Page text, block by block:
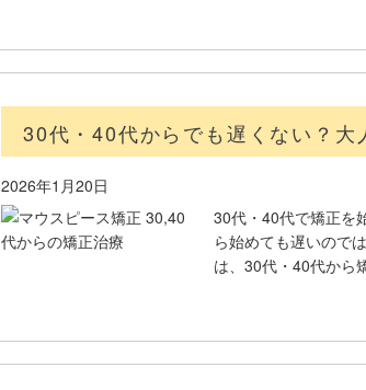
30代・40代からでも遅くない？大
2026年1月20日
30代・40代で矯正を
ら始めても遅いので
は、30代・40代から